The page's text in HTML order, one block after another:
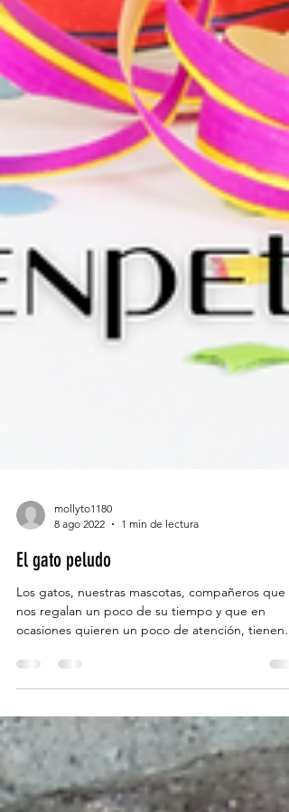
mollyto1180
8 ago 2022
El gato peludo
Los gatos, nuestras mascotas, compañeros que
ocasiones quieren un poco de atención, tienen
al...